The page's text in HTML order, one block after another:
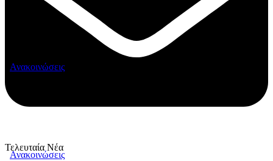
Τελευταία Νέα
Ανακοινώσεις
Ανακοινώσεις